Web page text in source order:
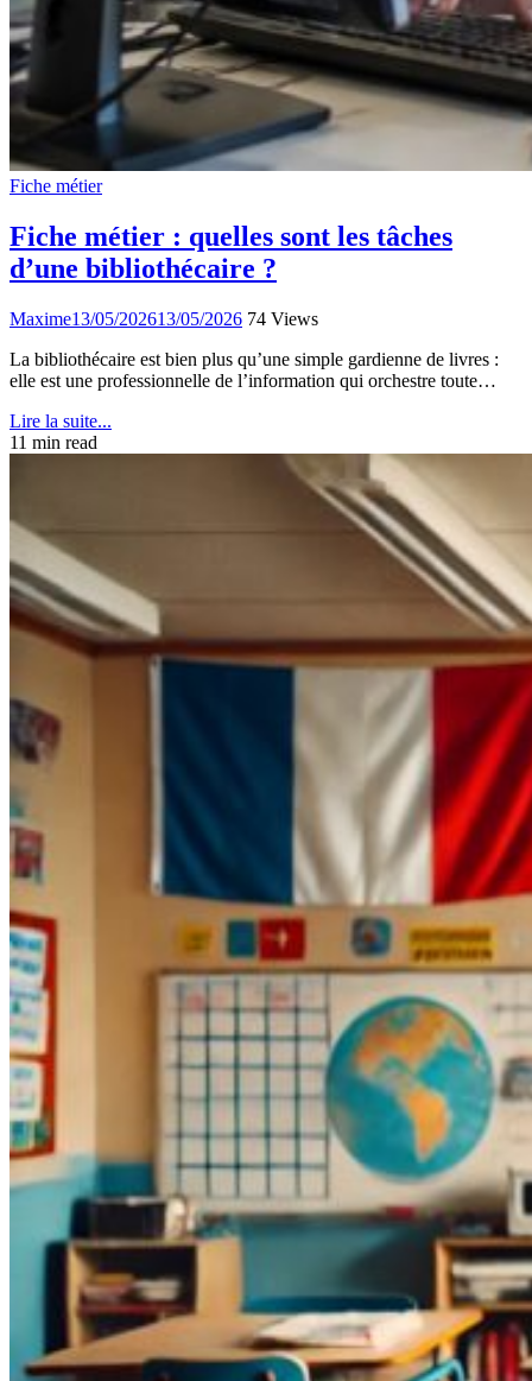
Fiche métier
Fiche métier : quelles sont les tâches
d’une bibliothécaire ?
Maxime13/05/202613/05/2026 74 Views
La bibliothécaire est bien plus qu’une simple gardienne de livres :
elle est une professionnelle de l’information qui orchestre toute…
Lire la suite...
11 min read